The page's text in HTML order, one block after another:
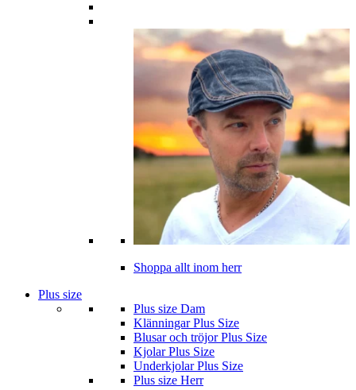
Shoppa allt inom herr
Plus size
Plus size Dam
Klänningar Plus Size
Blusar och tröjor Plus Size
Kjolar Plus Size
Underkjolar Plus Size
Plus size Herr